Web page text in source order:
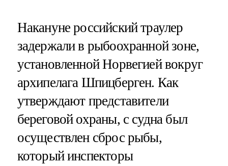
Накануне российский траулер
задержали в рыбоохранной зоне,
установленной Норвегией вокруг
архипелага Шпицберген. Как
утверждают представители
береговой охраны, с судна был
осуществлен сброс рыбы,
который инспекторы